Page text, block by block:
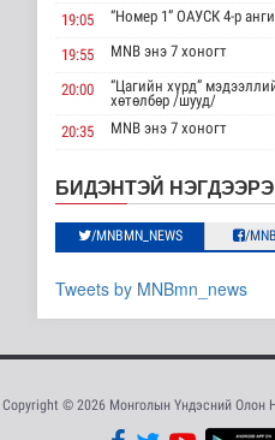
Олон улсын
догийн Ази
аварга шалг..
19 цаг 5
Засгийн
Улс төр
19 цаг 7
тарвагыг
сэ..
мэдээллийн
19:05
“Номер 1” ОАУСК 4-р анги
19:55 MNB энэ 7 хоногт
20:00
“Цагийн хүрд”
хөтөлбөр /шууд/
20:35
MNB энэ 7 хоногт
Дорноговь аймгаас /
22:10
“Эргүүлэг” ОАУСК 4-р
23:25
“Гэрэлтэй цонх” үдшийн
хөтөлбөр
БИДЭНТЭЙ
/MNBMN_NEWS /
Tweets by MNBmn_news
Copyright © 2026 Монголын Үндэсний Олон